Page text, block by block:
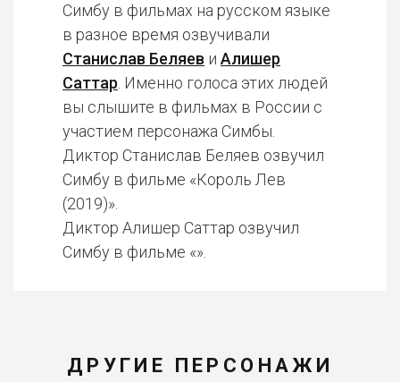
Симбу в фильмах на русском языке
в разное время озвучивали
Станислав Беляев и Алишер
Саттар . Именно голоса этих людей
вы слышите в фильмах в России с
участием персонажа Симбы.
Диктор Станислав Беляев озвучил
Симбу в фильме «Король Лев
(2019)».
Диктор Алишер Саттар озвучил
Симбу в фильме «».
ДРУГИЕ ПЕРСОНАЖИ